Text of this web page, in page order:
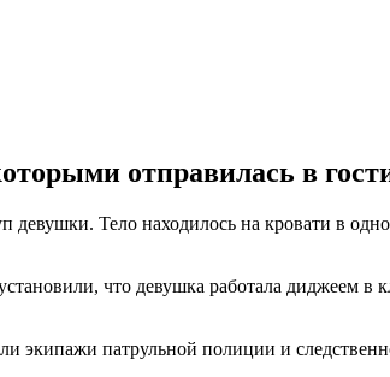
отправилась в
Тело находилось на кровати в
что девушка работала диджеем в
экипажи патрульной полиции и